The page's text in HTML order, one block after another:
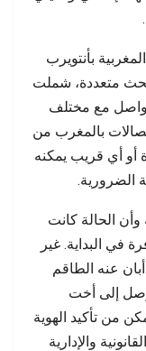
بأنتويرب
بحث متعددة، شملت
مع مختلف
بالمغرب من
أو أي قريب يمكنه
الضرورية.
الحالة كانت
في البداية. غير
عنه الطاقم
إلى أخت
من تأكيد الهوية
والإدارية